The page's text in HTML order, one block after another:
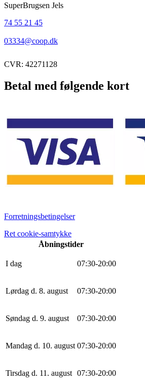
SuperBrugsen Jels
74 55 21 45
03334@coop.dk
CVR: 42271128
Betal med følgende kort
Forretningsbetingelser
Ret cookie-samtykke
Åbningstider
I dag 07:30-20:00
Lørdag d. 8. august 07:30-20:00
Søndag d. 9. august 07:30-20:00
Mandag d. 10. august 07:30-20:00
Tirsdag d. 11. august 07:30-20:00